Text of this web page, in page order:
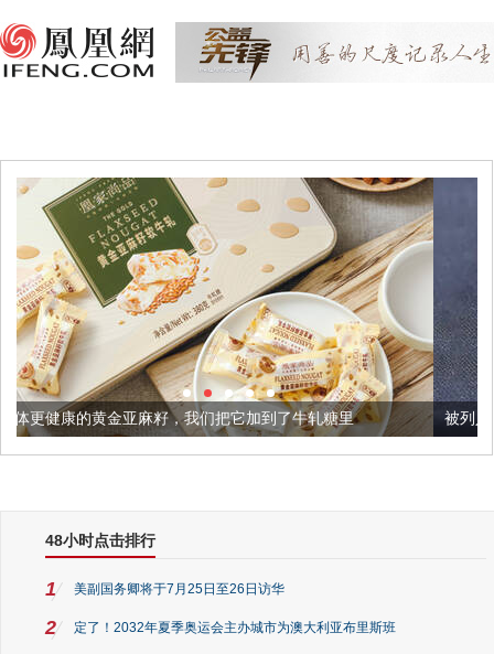
，我们把它加到了牛轧糖里 被列入佛家七宝的它到底有
48小时点击排行
1 美副国务卿将于7月25日至26日访华
2 定了！2032年夏季奥运会主办城市为澳大利亚布里斯班